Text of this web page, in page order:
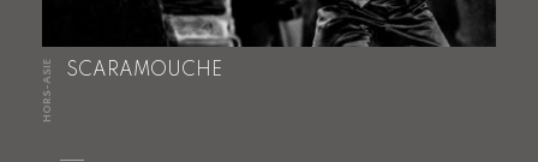
HORS-ASIE SCARAMOUCHE